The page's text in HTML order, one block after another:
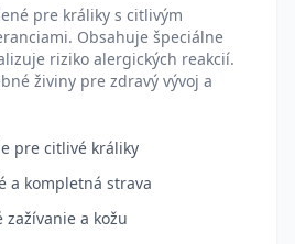
pre králiky s citlivým
Obsahuje špeciálne
riziko alergických reakcií.
živiny pre zdravý vývoj a
pre citlivé králiky
a kompletná strava
zažívanie a kožu